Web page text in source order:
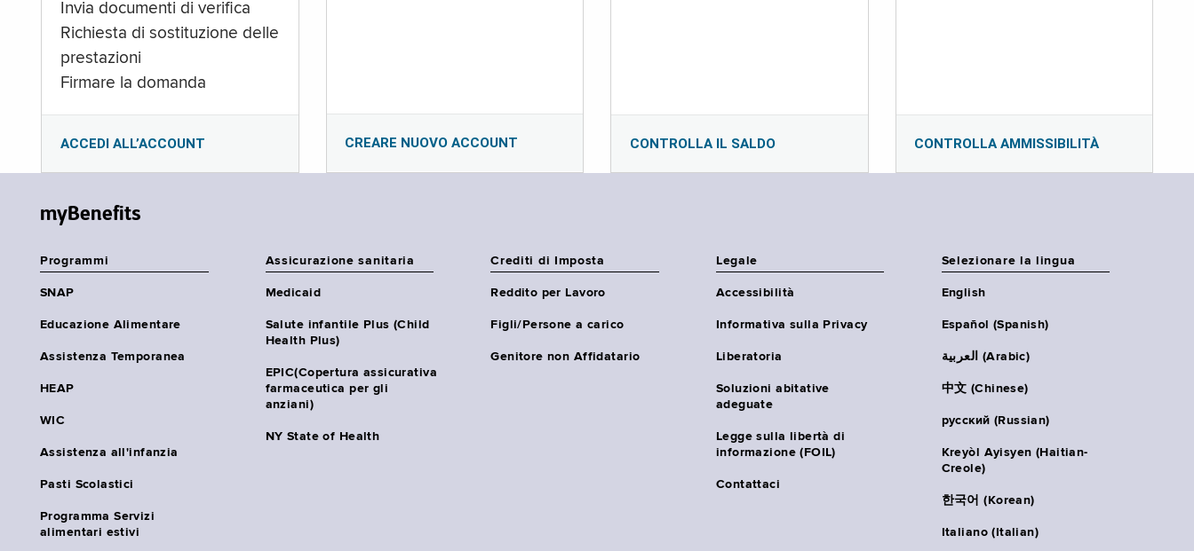
Invia documenti di verifica
Richiesta di sostituzione delle
prestazioni
Firmare la domanda
ACCEDI ALL’ACCOUNT CREARE NUOVO ACCOUNT CONTROLLA IL SALDO CONTROLLA AMMISSIBILITÀ
myBenefits
Programmi
SNAP
Educazione Alimentare
Assistenza Temporanea
HEAP
WIC
Assistenza all'infanzia
Pasti Scolastici
Programma Servizi
alimentari estivi
Assicurazione sanitaria
Medicaid
Salute infantile Plus (Child
Health Plus)
EPIC(Copertura assicurativa
farmaceutica per gli
anziani)
NY State of Health
Crediti di Imposta
Reddito per Lavoro
Figli/Persone a carico
Genitore non Affidatario
Legale
Accessibilità
Informativa sulla Privacy
Liberatoria
Soluzioni abitative
adeguate
Legge sulla libertà di
informazione (FOIL)
Contattaci
Selezionare la lingua
English
Español (Spanish)
العربية (Arabic)
中文 (Chinese)
русский (Russian)
Kreyòl Ayisyen (Haitian-
Creole)
한국어 (Korean)
Italiano (Italian)